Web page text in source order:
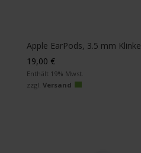
Apple EarPods, 3.5 mm Klinke
19,00 €
Enthält 19% Mwst.
zzgl. Versand